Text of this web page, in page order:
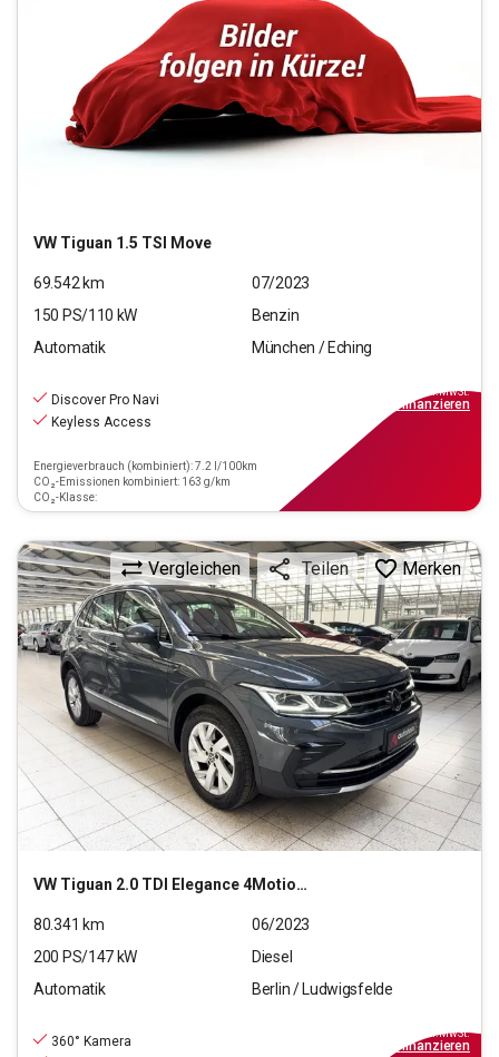
VW Tiguan 1.5 TSI Move
69.542km
07/2023
150 PS/110 kW
Benzin
Automatik
München / Eching
Discover Pro Navi
Keyless Access
Energieverbrauch (kombiniert): 7.2 l/100km
CO₂-Emissionen kombiniert: 163 g/km
CO₂-Klasse:
inkl.MwSt.
finanzieren
VW Tiguan 2.0 TDI Elegance 4Motion (EURO 6d)
Vergleichen Teilen Merken
80.341 km
06/2023
200 PS/147 kW
Diesel
Automatik
Berlin / Ludwigsfelde
360° Kamera
inkl.MwSt.
finanzieren